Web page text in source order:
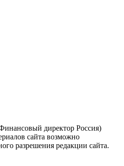
директор Россия)
сайта возможно
разрешения редакции сайта.